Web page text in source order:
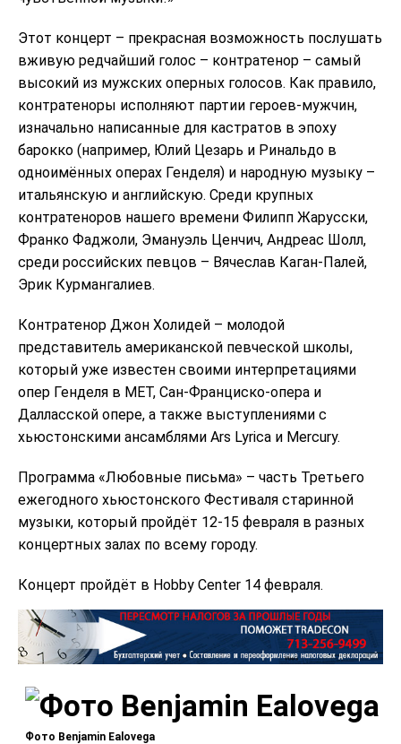
Этот концерт – прекрасная возможность послушать
вживую редчайший голос – контратенор – самый
высокий из мужских оперных голосов. Как правило,
контратеноры исполняют партии героев-мужчин,
изначально написанные для кастратов в эпоху
барокко (например, Юлий Цезарь и Ринальдо в
одноимённых операх Генделя) и народную музыку –
итальянскую и английскую. Среди крупных
контратеноров нашего времени Филипп Жарусски,
Франко Фаджоли, Эмануэль Ценчич, Андреас Шолл,
среди российских певцов – Вячеслав Каган-Палей,
Эрик Курмангалиев.
Контратенор Джон Холидей – молодой
представитель американской певческой школы,
который уже известен своими интерпретациями
опер Генделя в MET, Сан-Франциско-опера и
Далласской опере, а также выступлениями с
хьюстонскими ансамблями Ars Lyrica и Mercury.
Программа «Любовные письма» – часть Третьего
ежегодного хьюстонского Фестиваля старинной
музыки, который пройдёт 12-15 февраля в разных
концертных залах по всему городу.
Концерт пройдёт в Hobby Center 14 февраля.
Фото Benjamin Ealovega